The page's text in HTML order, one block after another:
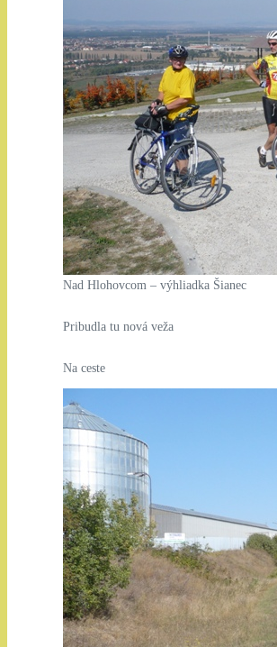
Nad Hlohovcom – výhliadka Šianec
Pribudla tu nová veža
Na ceste